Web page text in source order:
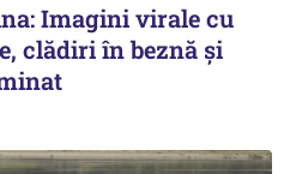
Imagini virale cu
clădiri în beznă și